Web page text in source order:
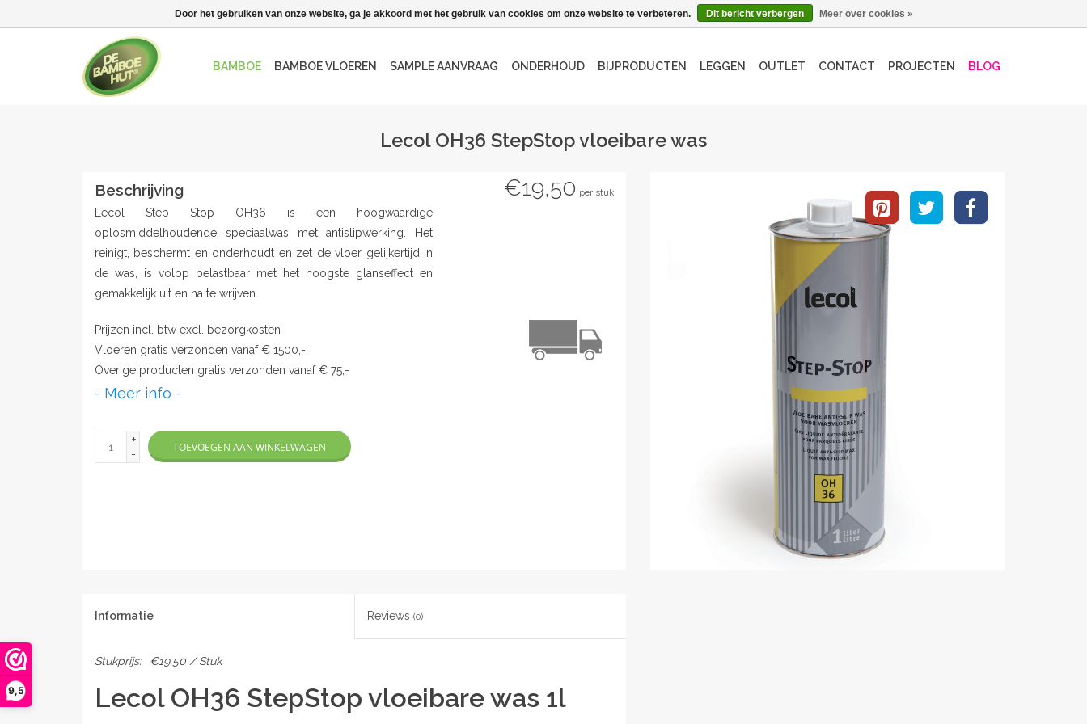
9,5
BAMBOE BAMBOE VLOEREN SAMPLE AANVRAAG ONDERHOUD BIJPRODUCTEN LEGGEN OUTLET CONTACT PROJECTEN BLOG
Lecol OH36 StepStop vloeibare was
Beschrijving
Lecol Step Stop OH36 is een hoogwaardige
oplosmiddelhoudende speciaalwas met antislipwerking. Het
reinigt, beschermt en onderhoudt en zet de vloer gelijkertijd in
de was, is volop belastbaar met het hoogste glanseffect en
gemakkelijk uit en na te wrijven.
€19,50 per stuk
Prijzen incl. btw excl. bezorgkosten
Vloeren gratis verzonden vanaf € 1500,-
Overige producten gratis verzonden vanaf € 75,-
- Meer info -
+
-
TOEVOEGEN AAN WINKELWAGEN
Informatie Reviews (0)
Stukprijs: €19,50 / Stuk
Lecol OH36 StepStop vloeibare was 1l
Door het gebruiken van onze website, ga je akkoord met het gebruik van cookies om onze website te verbeteren. Dit bericht verbergen Meer over cookies »